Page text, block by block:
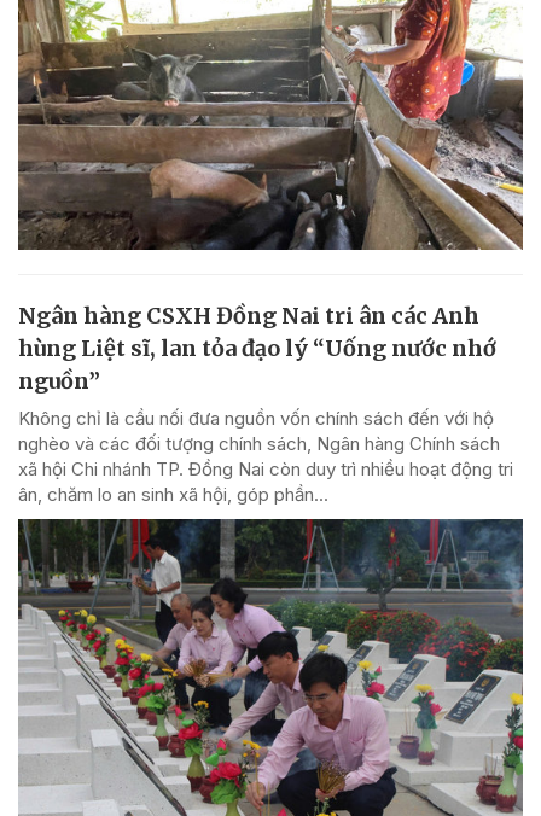
Ngân hàng CSXH Đồng Nai tri ân các Anh
hùng Liệt sĩ, lan tỏa đạo lý “Uống nước nhớ
nguồn”
Không chỉ là cầu nối đưa nguồn vốn chính sách đến với hộ
nghèo và các đối tượng chính sách, Ngân hàng Chính sách
xã hội Chi nhánh TP. Đồng Nai còn duy trì nhiều hoạt động tri
ân, chăm lo an sinh xã hội, góp phần...